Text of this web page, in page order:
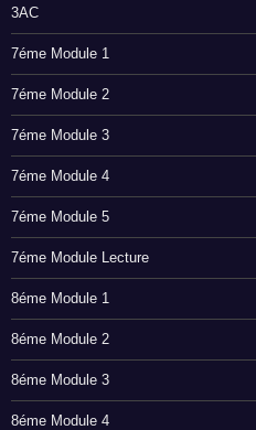
3AC
7éme Module 1
7éme Module 2
7éme Module 3
7éme Module 4
7éme Module 5
7éme Module Lecture
8éme Module 1
8éme Module 2
8éme Module 3
8éme Module 4